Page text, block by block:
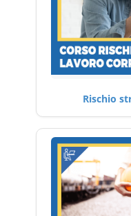
Rischio